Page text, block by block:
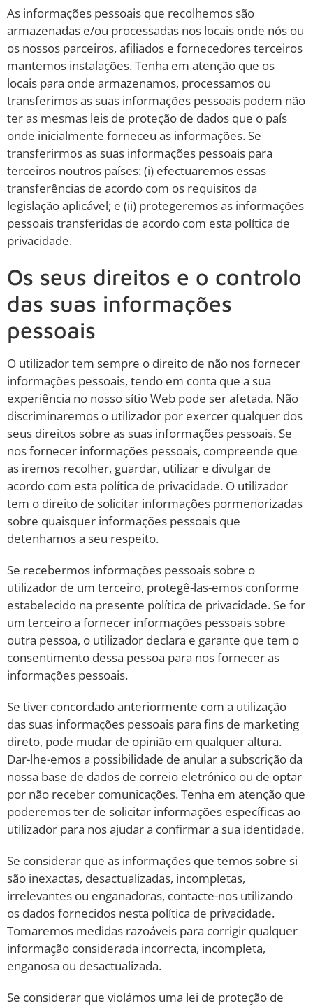
As informações pessoais que recolhemos são
armazenadas e/ou processadas nos locais onde nós ou
os nossos parceiros, afiliados e fornecedores terceiros
mantemos instalações. Tenha em atenção que os
locais para onde armazenamos, processamos ou
transferimos as suas informações pessoais podem não
ter as mesmas leis de proteção de dados que o país
onde inicialmente forneceu as informações. Se
transferirmos as suas informações pessoais para
terceiros noutros países: (i) efectuaremos essas
transferências de acordo com os requisitos da
legislação aplicável; e (ii) protegeremos as informações
pessoais transferidas de acordo com esta política de
privacidade.
Os seus direitos e o controlo
das suas informações
pessoais
O utilizador tem sempre o direito de não nos fornecer
informações pessoais, tendo em conta que a sua
experiência no nosso sítio Web pode ser afetada. Não
discriminaremos o utilizador por exercer qualquer dos
seus direitos sobre as suas informações pessoais. Se
nos fornecer informações pessoais, compreende que
as iremos recolher, guardar, utilizar e divulgar de
acordo com esta política de privacidade. O utilizador
tem o direito de solicitar informações pormenorizadas
sobre quaisquer informações pessoais que
detenhamos a seu respeito.
Se recebermos informações pessoais sobre o
utilizador de um terceiro, protegê-las-emos conforme
estabelecido na presente política de privacidade. Se for
um terceiro a fornecer informações pessoais sobre
outra pessoa, o utilizador declara e garante que tem o
consentimento dessa pessoa para nos fornecer as
informações pessoais.
Se tiver concordado anteriormente com a utilização
das suas informações pessoais para fins de marketing
direto, pode mudar de opinião em qualquer altura.
Dar-lhe-emos a possibilidade de anular a subscrição da
nossa base de dados de correio eletrónico ou de optar
por não receber comunicações. Tenha em atenção que
poderemos ter de solicitar informações específicas ao
utilizador para nos ajudar a confirmar a sua identidade.
Se considerar que as informações que temos sobre si
são inexactas, desactualizadas, incompletas,
irrelevantes ou enganadoras, contacte-nos utilizando
os dados fornecidos nesta política de privacidade.
Tomaremos medidas razoáveis para corrigir qualquer
informação considerada incorrecta, incompleta,
enganosa ou desactualizada.
Se considerar que violámos uma lei de proteção de